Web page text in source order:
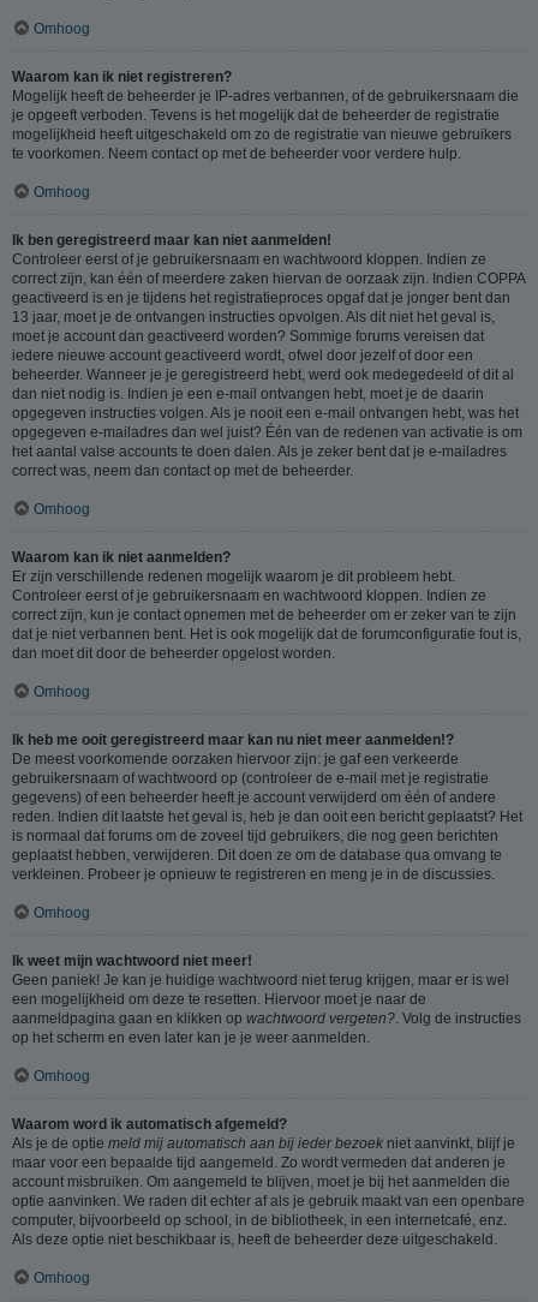
Omhoog
Waarom kan ik niet registreren?
Mogelijk heeft de beheerder je IP-adres verbannen, of de gebruikersnaam die
je opgeeft verboden. Tevens is het mogelijk dat de beheerder de registratie
mogelijkheid heeft uitgeschakeld om zo de registratie van nieuwe gebruikers
te voorkomen. Neem contact op met de beheerder voor verdere hulp.
Omhoog
Ik ben geregistreerd maar kan niet aanmelden!
Controleer eerst of je gebruikersnaam en wachtwoord kloppen. Indien ze
correct zijn, kan één of meerdere zaken hiervan de oorzaak zijn. Indien COPPA
geactiveerd is en je tijdens het registratieproces opgaf dat je jonger bent dan
13 jaar, moet je de ontvangen instructies opvolgen. Als dit niet het geval is,
moet je account dan geactiveerd worden? Sommige forums vereisen dat
iedere nieuwe account geactiveerd wordt, ofwel door jezelf of door een
beheerder. Wanneer je je geregistreerd hebt, werd ook medegedeeld of dit al
dan niet nodig is. Indien je een e-mail ontvangen hebt, moet je de daarin
opgegeven instructies volgen. Als je nooit een e-mail ontvangen hebt, was het
opgegeven e-mailadres dan wel juist? Één van de redenen van activatie is om
het aantal valse accounts te doen dalen. Als je zeker bent dat je e-mailadres
correct was, neem dan contact op met de beheerder.
Omhoog
Waarom kan ik niet aanmelden?
Er zijn verschillende redenen mogelijk waarom je dit probleem hebt.
Controleer eerst of je gebruikersnaam en wachtwoord kloppen. Indien ze
correct zijn, kun je contact opnemen met de beheerder om er zeker van te zijn
dat je niet verbannen bent. Het is ook mogelijk dat de forumconfiguratie fout is,
dan moet dit door de beheerder opgelost worden.
Omhoog
Ik heb me ooit geregistreerd maar kan nu niet meer aanmelden!?
De meest voorkomende oorzaken hiervoor zijn: je gaf een verkeerde
gebruikersnaam of wachtwoord op (controleer de e-mail met je registratie
gegevens) of een beheerder heeft je account verwijderd om één of andere
reden. Indien dit laatste het geval is, heb je dan ooit een bericht geplaatst? Het
is normaal dat forums om de zoveel tijd gebruikers, die nog geen berichten
geplaatst hebben, verwijderen. Dit doen ze om de database qua omvang te
verkleinen. Probeer je opnieuw te registreren en meng je in de discussies.
Omhoog
Ik weet mijn wachtwoord niet meer!
Geen paniek! Je kan je huidige wachtwoord niet terug krijgen, maar er is wel
een mogelijkheid om deze te resetten. Hiervoor moet je naar de
aanmeldpagina gaan en klikken op wachtwoord vergeten? . Volg de instructies
op het scherm en even later kan je je weer aanmelden.
Omhoog
Waarom word ik automatisch afgemeld?
Als je de optie meld mij automatisch aan bij ieder bezoek niet aanvinkt, blijf je
maar voor een bepaalde tijd aangemeld. Zo wordt vermeden dat anderen je
account misbruiken. Om aangemeld te blijven, moet je bij het aanmelden die
optie aanvinken. We raden dit echter af als je gebruik maakt van een openbare
computer, bijvoorbeeld op school, in de bibliotheek, in een internetcafé, enz.
Als deze optie niet beschikbaar is, heeft de beheerder deze uitgeschakeld.
Omhoog